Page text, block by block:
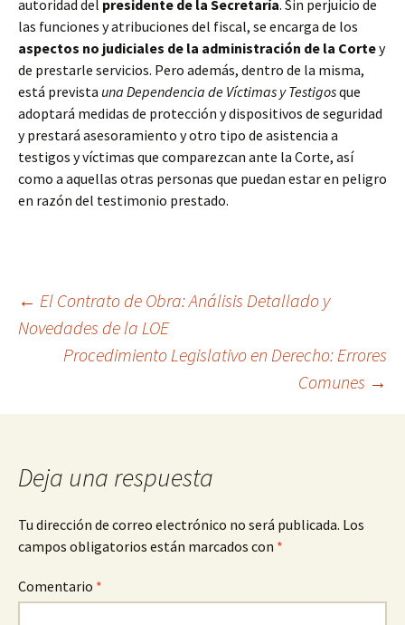
autoridad del presidente de la Secretaría. Sin perjuicio de
las funciones y atribuciones del fiscal, se encarga de los
aspectos no judiciales de la administración de la Cortey
de prestarle servicios. Pero además, dentro de la misma,
está prevista una Dependencia de Víctimas y Testigosque
adoptará medidas de protección y dispositivos de seguridad
y prestará asesoramiento y otro tipo de asistencia a
testigos y víctimas que comparezcan ante la Corte, así
como a aquellas otras personas que puedan estar en peligro
en razón del testimonio prestado.
Navegación
entradas
← El Contrato de Obra: Análisis Detallado y
Novedades de la LOE
Procedimiento Legislativo en Derecho: Errores
Comunes →
Deja una respuesta
Tu dirección de correo electrónico no será publicada. Los
campos obligatorios están marcados con *
Comentario *